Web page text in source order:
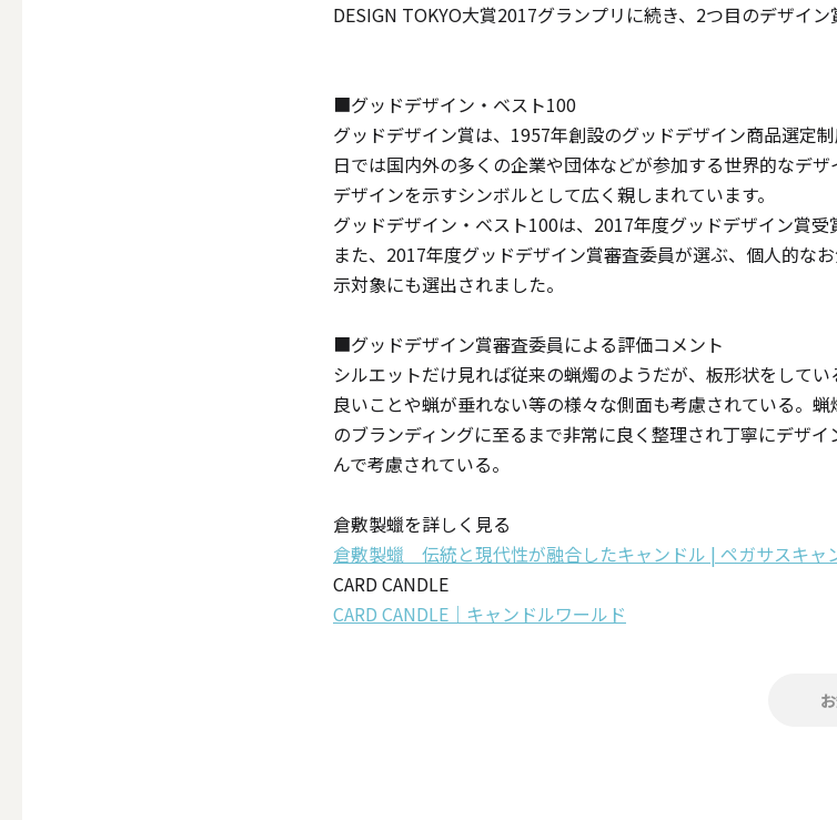
キャンドルプレート ラ
キャンドル・ホルダーセット
点火・消火ツール
ALL
手
DESIGN TOKYO大賞2017グランプリに続き、2つ目のデザイン
■グッドデザイン・ベスト100
グッドデザイン賞は、1957年創設のグッドデザイン商品選定
日では国内外の多くの企業や団体などが参加する世界的なデ
デザインを示すシンボルとして広く親しまれています。
グッドデザイン・ベスト100は、2017年度グッドデザイン賞
また、2017年度グッドデザイン賞審査委員が選ぶ、個人的な
示対象にも選出されました。
■グッドデザイン賞審査委員による評価コメント
シルエットだけ見れば従来の蝋燭のようだが、板形状をして
良いことや蝋が垂れない等の様々な側面も考慮されている。
のブランディングに至るまで非常に良く整理され丁寧にデザ
んで考慮されている。
倉敷製蠟を詳しく見る
倉敷製蠟 伝統と現代性が融合したキャンドル | ペガサスキャ
CARD CANDLE
CARD CANDLE｜キャンドルワールド